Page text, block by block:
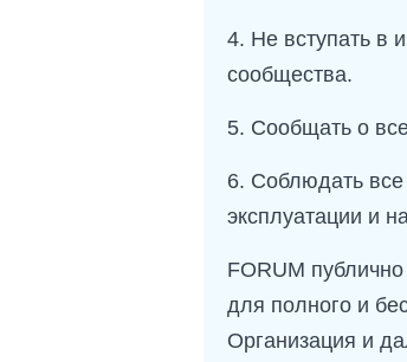
4. Не вступать в
сообщества.
5. Сообщать о
6. Соблюдать все
эксплуатации и
FORUM
для полного и
Организация и